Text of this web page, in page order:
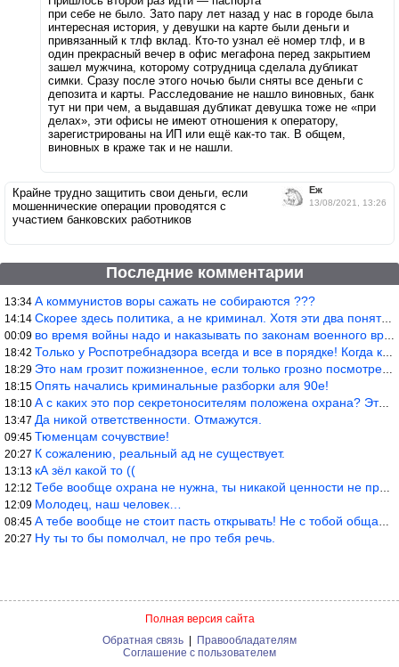
при себе не было. Зато пару лет назад у нас в городе была
интересная история, у девушки на карте были деньги и
привязанный к тлф вклад. Кто-то узнал её номер тлф, и в
один прекрасный вечер в офис мегафона перед закрытием
зашел мужчина, которому сотрудница сделала дубликат
симки. Сразу после этого ночью были сняты все деньги с
депозита и карты. Расследование не нашло виновных, банк
тут ни при чем, а выдавшая дубликат девушка тоже не «при
делах», эти офисы не имеют отношения к оператору,
зарегистрированы на ИП или ещё как-то так. В общем,
виновных в краже так и не нашли.
Ёж
13/08/2021, 13:26
Крайне трудно защитить свои деньги, если
мошеннические операции проводятся с
участием банковских работников
Последние комментарии
13:34 А коммунистов воры сажать не собираются ???
14:14 Скорее здесь политика, а не криминал. Хотя эти два понятия начин
00:09 во время войны надо и наказывать по законам военного времени, а
18:42 Только у Роспотребнадзора всегда и все в порядке! Когда касается
18:29 Это нам грозит пожизненное, если только грозно посмотреть в их с
18:15 Опять начались криминальные разборки аля 90е!
18:10 А с каких это пор секретоносителям положена охрана? Это его зада
13:47 Да никой ответственности. Отмажутся.
09:45 Тюменцам сочувствие!
20:27 К сожалению, реальный ад не существует.
13:13 кА зёл какой то ((
12:12 Тебе вообще охрана не нужна, ты никакой ценности не представляеш
12:09 Молодец, наш человек…
08:45 А тебе вообще не стоит пасть открывать! Не с тобой общаются!
20:27 Ну ты то бы помолчал, не про тебя речь.
Полная версия сайта
Обратная связь
Правообладателям
Соглашение с пользователем